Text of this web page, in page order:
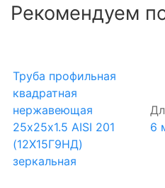
Рекомендуем
Труба профильная
квадратная
нержавеющая
25х25х1.5 AISI 201
(12Х15Г9НД)
зеркальная
6